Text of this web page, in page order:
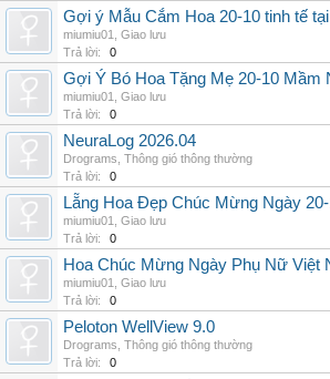
Gợi ý Mẫu Cắm Hoa 20-10 tinh tế
miumiu01
Giao lưu
Trả lời:
0
Gợi Ý Bó Hoa Tặng Mẹ 20-10 Mầm
miumiu01
Giao lưu
Trả lời:
0
NeuraLog 2026.04
Drograms Thông gió thông thường
Trả lời:
0
Lẵng Hoa Đẹp Chúc Mừng Ngày
miumiu01
Giao lưu
Trả lời:
0
Hoa Chúc Mừng Ngày Phụ Nữ Việt
miumiu01
Giao lưu
Trả lời:
0
Peloton WellView 9.0
Drograms Thông gió thông thường
Trả lời:
0